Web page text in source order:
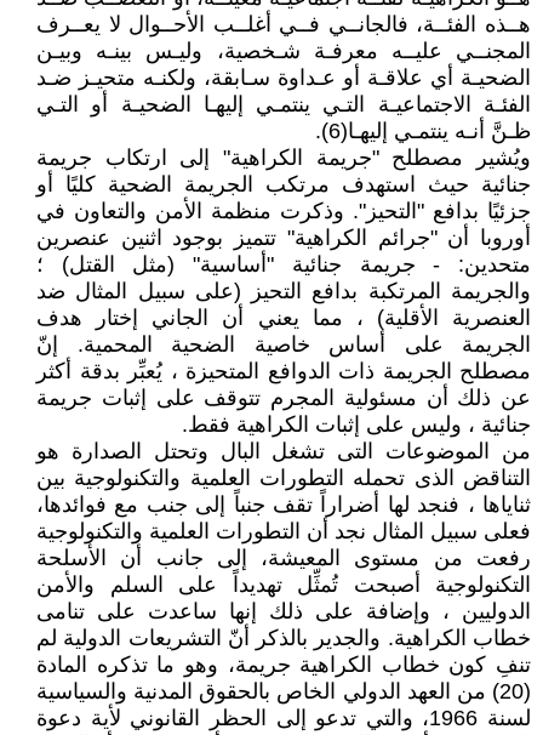
هــذه الفئــة، فالجانــي فــي أغلــب الأحــوال لا يعــرف
المجنــي عليــه معرفـة شـخصية، وليـس بينـه وبيـن
الضحيـة أي علاقـة أو عـداوة سـابقة، ولكنـه متحيـز ضـد
الفئـة الاجتماعيـة التـي ينتمـي إليهـا الضحيـة أو التـي
ظـنَّ أنـه ينتمـي إليهـا(6).
ويُشير مصطلح "جريمة الكراهية" إلى ارتكاب جريمة
جنائية حيث استهدف مرتكب الجريمة الضحية كليًا أو
جزئيًا بدافع "التحيز". وذكرت منظمة الأمن والتعاون في
أوروبا أن "جرائم الكراهية" تتميز بوجود اثنين عنصرين
متحدين: - جريمة جنائية "أساسية" (مثل القتل) ؛
والجريمة المرتكبة بدافع التحيز (على سبيل المثال ضد
العنصرية الأقلية) ، مما يعني أن الجاني إختار هدف
الجريمة على أساس خاصية الضحية المحمية. إنّ
مصطلح الجريمة ذات الدوافع المتحيزة ، يُعبِّر بدقة أكثر
عن ذلك أن مسئولية المجرم تتوقف على إثبات جريمة
جنائية ، وليس على إثبات الكراهية فقط.
من الموضوعات التى تشغل البال وتحتل الصدارة هو
التناقض الذى تحمله التطورات العلمية والتكنولوجية بين
ثناياها ، فنجد لها أضراراً تقف جنباً إلى جنب مع فوائدها،
فعلى سبيل المثال نجد أن التطورات العلمية والتكنولوجية
رفعت من مستوى المعيشة، إلى جانب أن الأسلحة
التكنولوجية أصبحت تُمثِّل تهديداً على السلم والأمن
الدوليين ، وإضافة على ذلك إنها ساعدت على تنامى
خطاب الكراهية. والجدير بالذكر أنّ التشريعات الدولية لم
تنفِ كون خطاب الكراهية جريمة، وهو ما تذكره المادة
(20) من العهد الدولي الخاص بالحقوق المدنية والسياسية
لسنة 1966، والتي تدعو إلى الحظر القانوني لأية دعوة